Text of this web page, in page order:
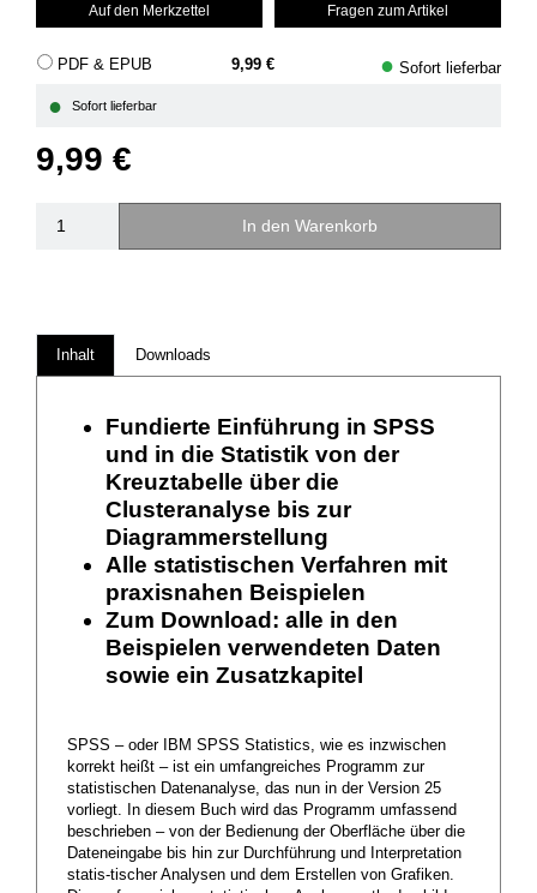
Auf den Merkzettel Fragen zum Artikel
PDF & EPUB 9,99 € ● Sofort lieferbar
● Sofort lieferbar
9,99 €
In den Warenkorb
Inhalt Downloads
Fundierte Einführung in SPSS
und in die Statistik von der
Kreuztabelle über die
Clusteranalyse bis zur
Diagrammerstellung
Alle statistischen Verfahren mit
praxisnahen Beispielen
Zum Download: alle in den
Beispielen verwendeten Daten
sowie ein Zusatzkapitel
SPSS – oder IBM SPSS Statistics, wie es inzwischen
korrekt heißt – ist ein umfangreiches Programm zur
statistischen Datenanalyse, das nun in der Version 25
vorliegt. In diesem Buch wird das Programm umfassend
beschrieben – von der Bedienung der Oberfläche über die
Dateneingabe bis hin zur Durchführung und Interpretation
statis-tischer Analysen und dem Erstellen von Grafiken.